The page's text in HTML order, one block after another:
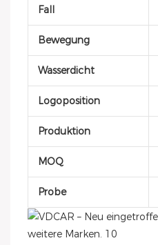
Fall
Bewegung
Wasserdicht
Logoposition
Produktion
MOQ
Probe